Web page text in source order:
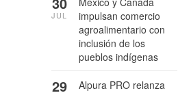
impulsan comercio
agroalimentario con
inclusión de los
pueblos indígenas
JUL
Alpura PRO relanza
29